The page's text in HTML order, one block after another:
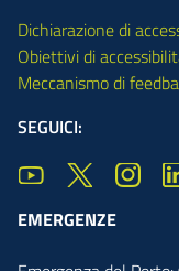
Dichiarazione di
Obiettivi di
Meccanismo di
SEGUICI:
EMERGENZE